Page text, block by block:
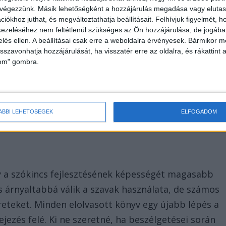
Másik lehetőségként a hozzájárulás megadása vagy
juthat, és megváltoztathatja beállításait. Felhívjuk figyelmét,
nem feltétlenül szükséges az Ön hozzájárulása, de
ellen. A beállításai csak erre a weboldalra érvényesek. Bármikor
hozzájárulását, ha visszatér erre az oldalra, és rákattint
gombra.
LEHETŐSÉGEK ELFOGADOM
ami révén a saját empatikus
ezen részét sokszor alábecsülik, holott a
értékesebbek lehetnek, mint hinnénk.
növekedésében, mely megalapozza a
interakciókat. A könyvek ezen keresztül
javítja az arra való képességünket, hogy
szókincs fejlesztésének képességét magasabb
válik a szavak használata, de számos
Minden elolvasott könyv egy újabb lépés a
felé. Ki ne szeretné, ha beszélgetései során